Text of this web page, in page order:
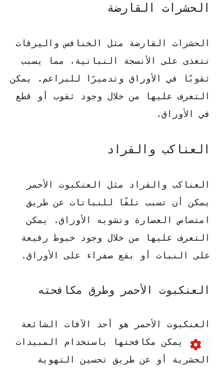
الحشرات القارضة
الحشرات القارضة مثل الخنافس واليرقات
تتغذى على الأنسجة النباتية، مما يسبب
ثقوبًا في الأوراق وتدميرًا للبراعم. يمكن
التعرف عليها من خلال وجود ثقوب أو قطع
في الأوراق.
العناكب والقراد
العناكب والقراد مثل العنكبوت الأحمر
يمكن أن تسبب تلفًا للنباتات عن طريق
امتصاص العصارة وتشويه الأوراق. يمكن
التعرف عليها من خلال وجود خيوط رفيعة
على النبات أو بقع صفراء على الأوراق.
العنكبوت الأحمر وطرق مكافحته
العنكبوت الأحمر هو أحد الآفات الشائعة
التي يمكن مكافحتها باستخدام المبيدات
الحشرية أو عن طريق تحسين التهوية